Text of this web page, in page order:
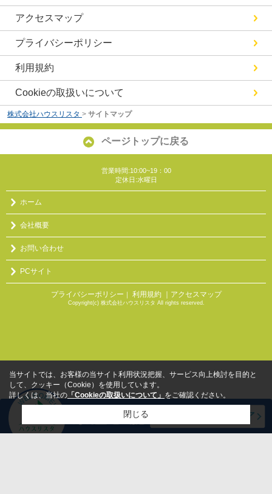
アクセスマップ
プライバシーポリシー
利用規約
Cookieの取扱いについて
株式会社ハウスリスタ > サイトマップ
ページトップに戻る
営業時間:10:00~19：00
定休日:水曜日
ホーム
会社概要
お問い合わせ
PCサイト
プライバシーポリシー ｜ 利用規約 ｜アクセスマップ
Copyright(c) 株式会社ハウスリスタ All rights reserved.
当サイトでは、お客様の当サイト利用状況把握、サービス向上検討を目的と
して、クッキー（Cookie）を使用しています。
詳しくは、当社の 「Cookieの取扱いについて」 をご確認ください。
閉じる